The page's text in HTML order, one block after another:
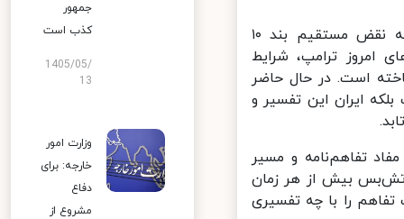
ایجاد مسیر دریایی مستقل و موازی، لغو معافیت فروش نفت ایران (که نقض مستقیم بند ۱۰
امروز ترامپ، شرایط
است. در حال حاضر
ایران این تفسیر و
تفاهم‌نامه و مسیر
بیش از هر زمان
را با چه تفسیری
جمهور
کذب است
1405/05/
13
وزارت امور
خارجه: برای
دفاع
مشروع از